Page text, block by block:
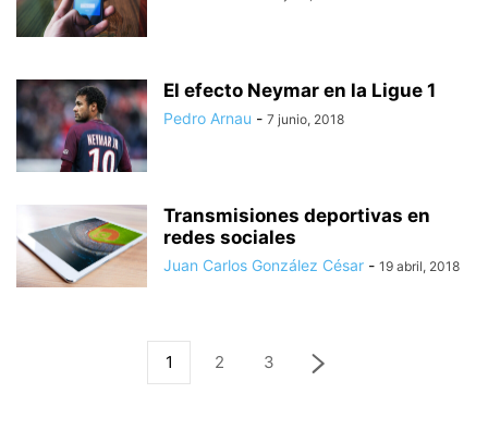
El efecto Neymar en la Ligue 1
Pedro Arnau - 7 junio, 2018
Transmisiones deportivas en
redes sociales
Juan Carlos González César - 19 abril, 2018
1 2 3